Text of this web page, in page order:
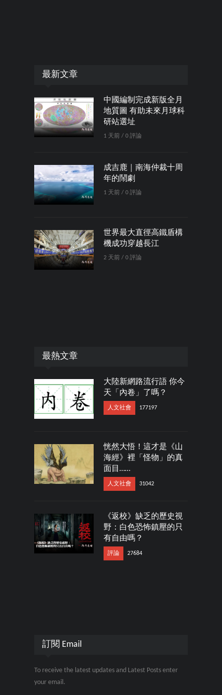
最新文章
中國編制完成新版全月
地質圖 有助未來月球科
研站選址
1 天前 / 0 評論
成吉鹿｜南海仲裁十周
年的鬧劇
1 天前 / 0 評論
世界最大直徑高鐵盾構
機成功穿越長江
2 天前 / 0 評論
最熱文章
大陸新網路流行語 你今
天「內卷」了嗎？
人文社會 177197
恍然大悟！這才是《山
海經》裡「怪物」的真
面目……
人文社會 31042
《返校》缺乏的歷史視
野：白色恐怖鎮壓的只
有自由嗎？
評論 27684
訂閱 Email
To receive the latest updates and Latest Posts enter
your email.